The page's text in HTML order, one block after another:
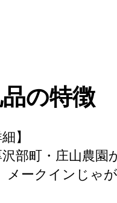
の特徴
】
部町・庄山農園
メークインじゃ